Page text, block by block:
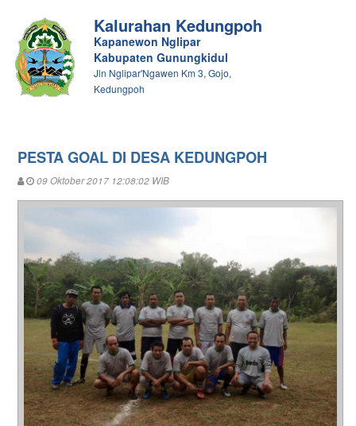
Kalurahan Kedungpoh
Kapanewon Nglipar
Kabupaten Gunungkidul
Jln Nglipar'Ngawen Km 3, Gojo,
Kedungpoh
PESTA GOAL DI DESA KEDUNGPOH
09 Oktober 2017 12:08:02 WIB